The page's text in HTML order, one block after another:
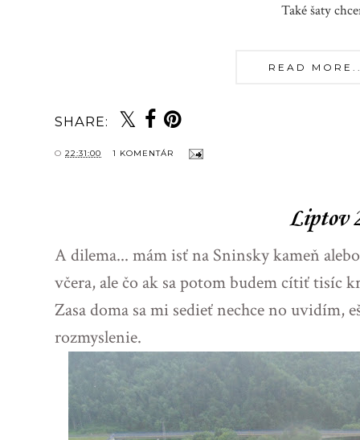
Také šaty
READ
SHARE:
O 22:31:00 1 KOMENTÁR
Liptov
A dilema... mám isť na Sninsky kameň
včera, ale čo ak sa potom budem cítiť tisíc
Zasa doma sa mi sedieť nechce no uvidím,
rozmyslenie.